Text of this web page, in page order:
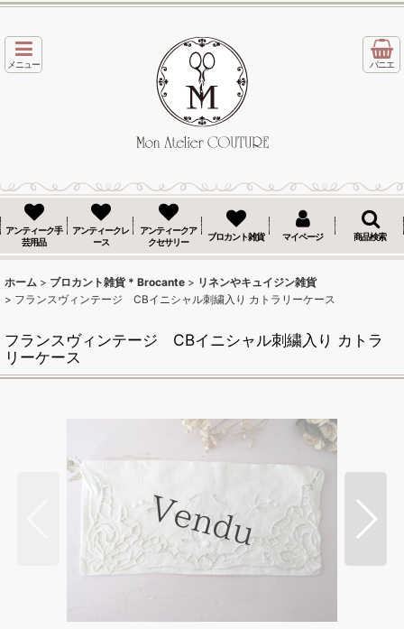
メニュー パニエ
アンティーク手
芸用品
アンティークレ
ース
アンティークア
クセサリー
ブロカント雑貨 マイページ 商品検索
ホーム > ブロカント雑貨 * Brocante > リネンやキュイジン雑貨
> フランスヴィンテージ CBイニシャル刺繍入り カトラリーケース
フランスヴィンテージ CBイニシャル刺繍入り カトラ
リーケース